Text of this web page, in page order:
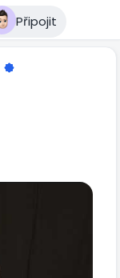
Připojit